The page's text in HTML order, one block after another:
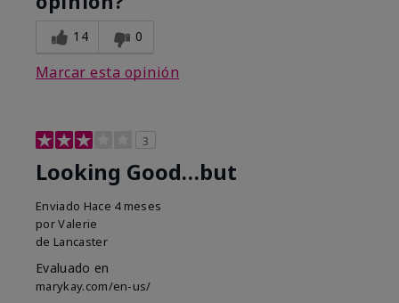
14 0
Marcar esta opinión
3
Looking Good…but
Enviado Hace 4 meses
porValerie
de Lancaster
Evaluado en
marykay.com/en-us/